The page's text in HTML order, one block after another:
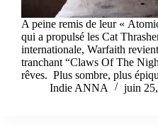
A peine remis de leur «
qui a propulsé les Cat
internationale, Warfaith
tranchant “Claws Of The
rêves. Plus sombre, plus
Indie ANNA
juin